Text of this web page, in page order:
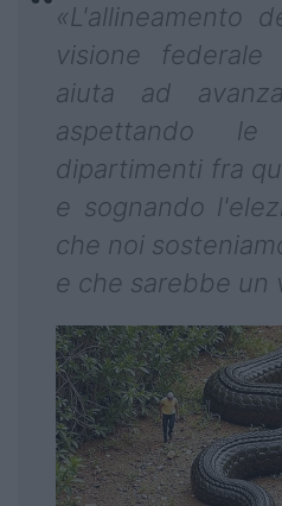
«L'allineamento
visione
aiuta ad
aspettando
dipartimenti fra
e sognando
che noi
e che sarebbe un